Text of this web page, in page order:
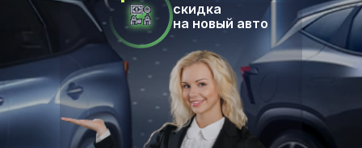
скидка
на новый авто